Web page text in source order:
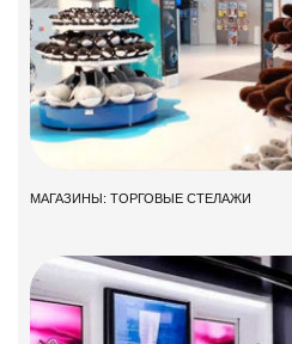
МАГАЗИНЫ: ТОРГОВЫЕ СТЕЛАЖИ